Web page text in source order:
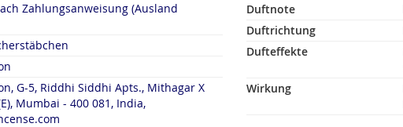
Zahlungsanweisung (Ausland
G-5, Riddhi Siddhi Apts., Mithagar X
Mumbai - 400 081, India,
Duftnote
Duftrichtung
Dufteffekte
Wirkung